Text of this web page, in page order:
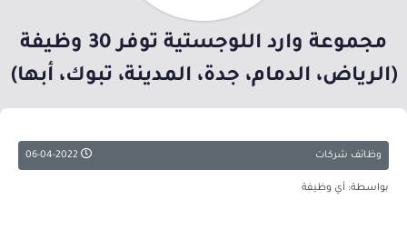
مجموعة وارد اللوجستية توفر 30 وظيفة
(الرياض، الدمام، جدة، المدينة، تبوك، أبها)
وظائف شركات
بواسطة: أي وظيفة